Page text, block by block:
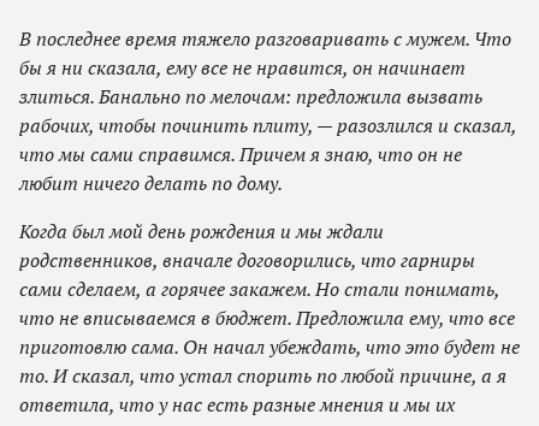
В последнее время тяжело разговаривать с мужем. Что
бы я ни сказала, ему все не нравится, он начинает
злиться. Банально по мелочам: предложила вызвать
рабочих, чтобы починить плиту, — разозлился и сказал,
что мы сами справимся. Причем я знаю, что он не
любит ничего делать по дому.
Когда был мой день рождения и мы ждали
родственников, вначале договорились, что гарниры
сами сделаем, а горячее закажем. Но стали понимать,
что не вписываемся в бюджет. Предложила ему, что все
приготовлю сама. Он начал убеждать, что это будет не
то. И сказал, что устал спорить по любой причине, а я
ответила, что у нас есть разные мнения и мы их